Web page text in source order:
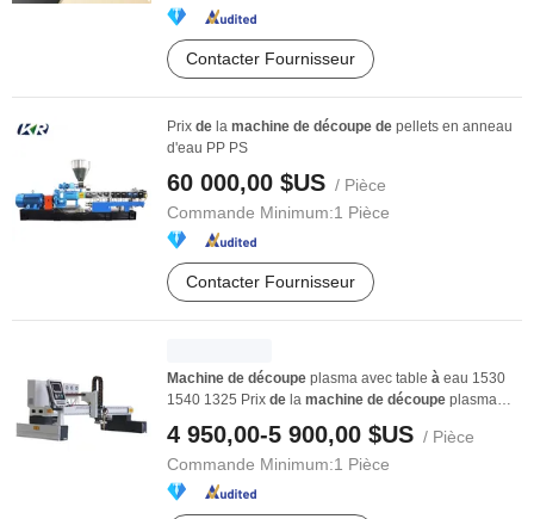
Contacter Fournisseur
Prix de la machine de découpe de pellets en anneau
d'eau PP PS
60 000,00 $US / Pièce
Commande Minimum:1 Pièce
Contacter Fournisseur
Machine de découpe plasma avec table à eau 1530
1540 1325 Prix de la machine de découpe plasma
4 950,00-5 900,00 $US / Pièce
Commande Minimum:1 Pièce